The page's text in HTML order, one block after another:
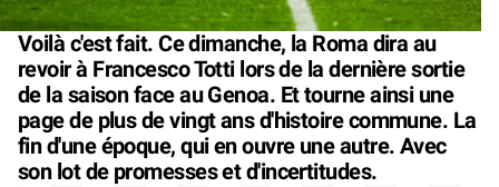
Voilà c'est fait. Ce dimanche, la Roma dira au
revoir à Francesco Totti lors de la dernière sortie
de la saison face au Genoa. Et tourne ainsi une
page de plus de vingt ans d'histoire commune. La
fin d'une époque, qui en ouvre une autre. Avec
son lot de promesses et d'incertitudes.